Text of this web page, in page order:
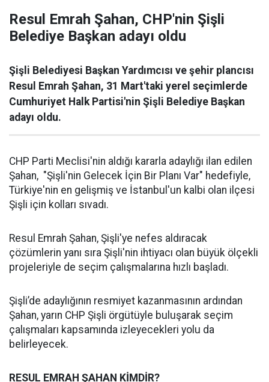
Resul Emrah Şahan, CHP'nin Şişli
Belediye Başkan adayı oldu
Şişli Belediyesi Başkan Yardımcısı ve şehir plancısı
Resul Emrah Şahan, 31 Mart'taki yerel seçimlerde
Cumhuriyet Halk Partisi'nin Şişli Belediye Başkan
adayı oldu.
CHP Parti Meclisi'nin aldığı kararla adaylığı ilan edilen
Şahan, "Şişli'nin Gelecek İçin Bir Planı Var" hedefiyle,
Türkiye'nin en gelişmiş ve İstanbul'un kalbi olan ilçesi
Şişli için kolları sıvadı.
Resul Emrah Şahan, Şişli'ye nefes aldıracak
çözümlerin yanı sıra Şişli'nin ihtiyacı olan büyük ölçekli
projeleriyle de seçim çalışmalarına hızlı başladı.
Şişli’de adaylığının resmiyet kazanmasının ardından
Şahan, yarın CHP Şişli örgütüyle buluşarak seçim
çalışmaları kapsamında izleyecekleri yolu da
belirleyecek.
RESUL EMRAH ŞAHAN KİMDİR?